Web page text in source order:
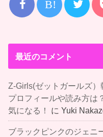
B!
最近のコメント
Z-Girls(ゼットガールズ
プロフィールや読み方は
気になる！
にYuki
ブラックピンクのジェニ